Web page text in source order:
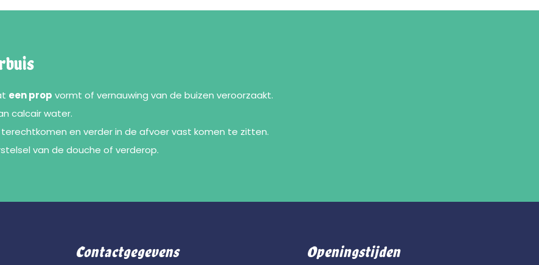
een prop vormt of vernauwing van de buizen veroorzaakt.
calcair water.
en verder in de afvoer vast komen te zitten.
van de douche of verderop.
Contactgegevens Openingstijden